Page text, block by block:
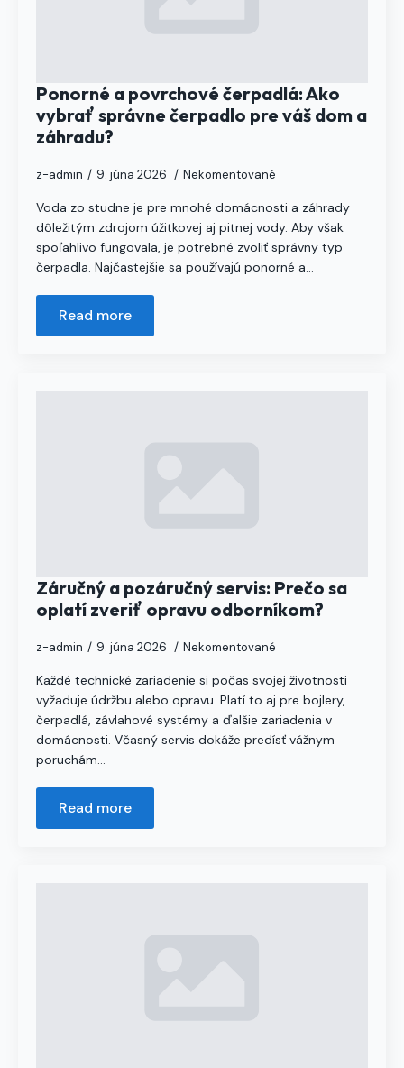
Ponorné a povrchové čerpadlá: Ako
vybrať správne čerpadlo pre váš dom a
záhradu?
z-admin 9. júna 2026 Nekomentované
Voda zo studne je pre mnohé domácnosti a záhrady
dôležitým zdrojom úžitkovej aj pitnej vody. Aby však
spoľahlivo fungovala, je potrebné zvoliť správny typ
čerpadla. Najčastejšie sa používajú ponorné a…
Read more
Záručný a pozáručný servis: Prečo sa
oplatí zveriť opravu odborníkom?
z-admin 9. júna 2026 Nekomentované
Každé technické zariadenie si počas svojej životnosti
vyžaduje údržbu alebo opravu. Platí to aj pre bojlery,
čerpadlá, závlahové systémy a ďalšie zariadenia v
domácnosti. Včasný servis dokáže predísť vážnym
poruchám…
Read more